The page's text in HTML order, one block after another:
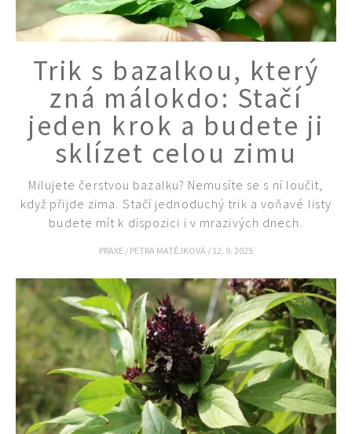
Trik s bazalkou, který
zná málokdo: Stačí
jeden krok a budete ji
sklízet celou zimu
Milujete čerstvou bazalku? Nemusíte se s ní loučit,
když přijde zima. Stačí jednoduchý trik a voňavé listy
budete mít k dispozici i v mrazivých dnech.
PRAXE / PETRA MATĚJKOVÁ / 12. 9. 2025